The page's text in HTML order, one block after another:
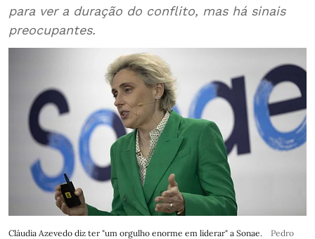
para ver a duração do conflito, mas há sinais
preocupantes.
Cláudia Azevedo diz ter "um orgulho enorme em liderar" a Sonae.
Pedro